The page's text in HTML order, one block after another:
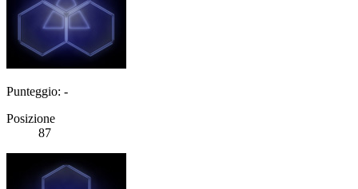
Punteggio: -
Posizione
87